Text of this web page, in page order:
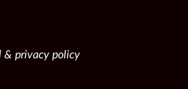
& privacy policy